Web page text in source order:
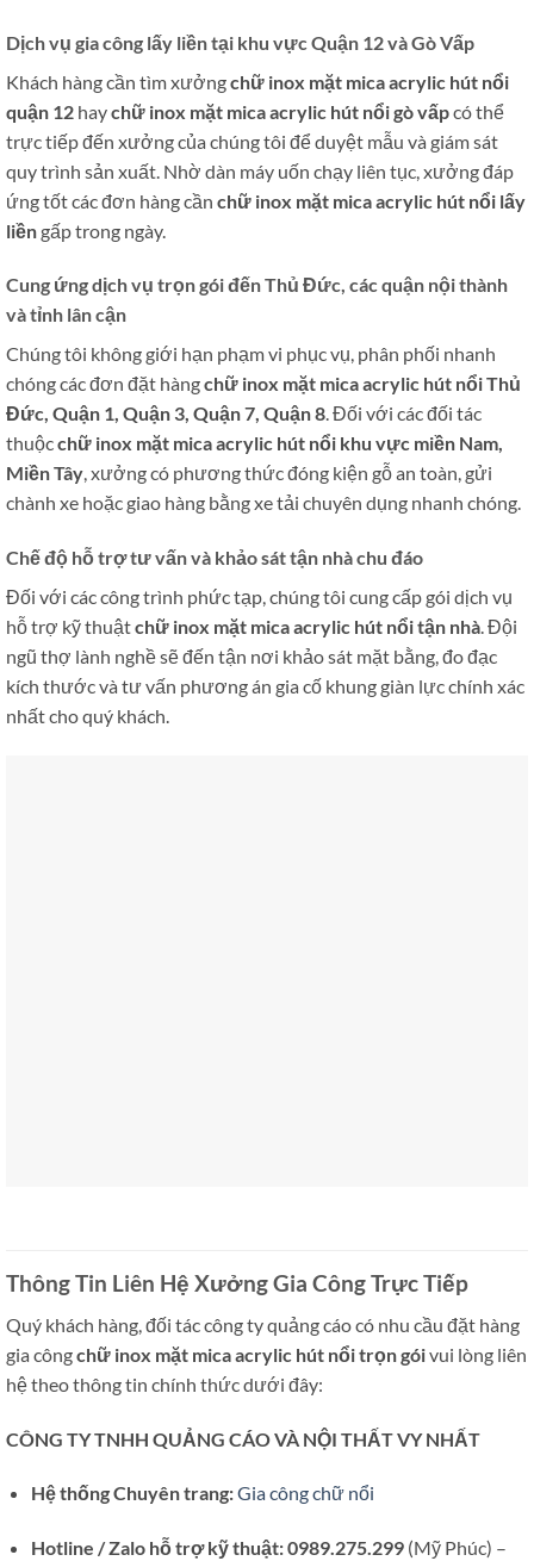
Dịch vụ gia công lấy liền tại khu vực Quận 12 và Gò Vấp
Khách hàng cần tìm xưởngchữ inox mặt mica acrylic hút nổi
quận 12 haychữ inox mặt mica acrylic hút nổi gò vấpcó thể
trực tiếp đến xưởng của chúng tôi để duyệt mẫu và giám sát
quy trình sản xuất. Nhờ dàn máy uốn chạy liên tục, xưởng đáp
ứng tốt các đơn hàng cần chữ inox mặt mica acrylic hút nổi lấy
liềngấp trong ngày.
Cung ứng dịch vụ trọn gói đến Thủ Đức, các quận nội thành
và tỉnh lân cận
Chúng tôi không giới hạn phạm vi phục vụ, phân phối nhanh
chóng các đơn đặt hàngchữ inox mặt mica acrylic hút nổi Thủ
Đức, Quận 1, Quận 3, Quận 7, Quận 8. Đối với các đối tác
thuộcchữ inox mặt mica acrylic hút nổi khu vực miền Nam,
Miền Tây, xưởng có phương thức đóng kiện gỗ an toàn, gửi
chành xe hoặc giao hàng bằng xe tải chuyên dụng nhanh chóng.
Chế độ hỗ trợ tư vấn và khảo sát tận nhà chu đáo
Đối với các công trình phức tạp, chúng tôi cung cấp gói dịch vụ
hỗ trợ kỹ thuậtchữ inox mặt mica acrylic hút nổi tận nhà. Đội
ngũ thợ lành nghề sẽ đến tận nơi khảo sát mặt bằng, đo đạc
kích thước và tư vấn phương án gia cố khung giàn lực chính xác
nhất cho quý khách.
Thông Tin Liên Hệ Xưởng Gia Công Trực Tiếp
Quý khách hàng, đối tác công ty quảng cáo có nhu cầu đặt hàng
gia côngchữ inox mặt mica acrylic hút nổi trọn góivui lòng liên
hệ theo thông tin chính thức dưới đây:
CÔNG TY TNHH QUẢNG CÁO VÀ NỘI THẤT VY NHẤT
Hệ thống Chuyên trang:Gia công chữ nổi
Hotline / Zalo hỗ trợ kỹ thuật:0989.275.299(Mỹ Phúc) –